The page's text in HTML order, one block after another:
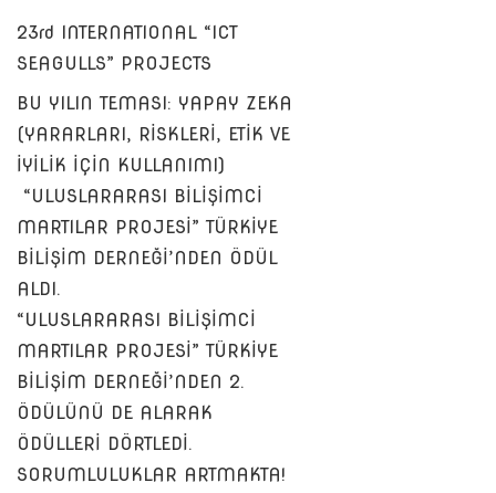
23rd INTERNATIONAL “ICT
SEAGULLS” PROJECTS
BU YILIN TEMASI: YAPAY ZEKA
(YARARLARI, RİSKLERİ, ETİK VE
İYİLİK İÇİN KULLANIMI)
“ULUSLARARASI BİLİŞİMCİ
MARTILAR PROJESİ” TÜRKİYE
BİLİŞİM DERNEĞİ’NDEN ÖDÜL
ALDI.
“ULUSLARARASI BİLİŞİMCİ
MARTILAR PROJESİ” TÜRKİYE
BİLİŞİM DERNEĞİ’NDEN 2.
ÖDÜLÜNÜ DE ALARAK
ÖDÜLLERİ DÖRTLEDİ.
SORUMLULUKLAR ARTMAKTA!